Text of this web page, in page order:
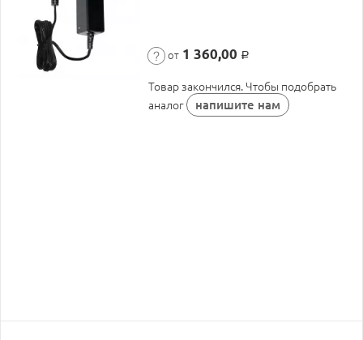
от 1 360,00 Р
Товар закончился. Чтобы подобрать
аналог
напишите нам